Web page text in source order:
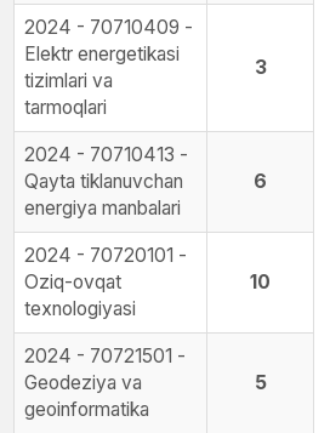
2024 - 70710409 -
Elektr energetikasi
tizimlari va
tarmoqlari
3
2024 - 70710413 -
Qayta tiklanuvchan
energiya manbalari
6
2024 - 70720101 -
Oziq-ovqat
texnologiyasi
10
2024 - 70721501 -
Geodeziya va
geoinformatika
5